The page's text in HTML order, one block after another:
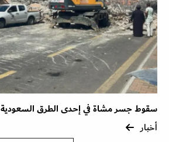
سقوط جسر مشاة في إحدى الطرق السعودية
أخبار